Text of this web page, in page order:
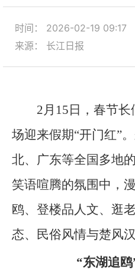
时间： 2026-02-19 09:17
来源： 长江日报
2月15日，春节
场迎来假期“开门红”
北、广东等全国多地
笑语喧腾的氛围中，
鸥、登楼品人文、逛
态、民俗风情与楚风
“东湖追